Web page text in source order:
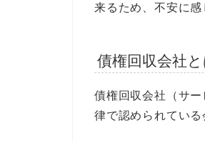
来るため、不安に感
債権回収会社と
債権回収会社（サ
律で認められている